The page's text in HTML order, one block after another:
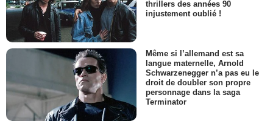
thrillers des années 90
injustement oublié !
Même si l’allemand est sa
langue maternelle, Arnold
Schwarzenegger n’a pas eu le
droit de doubler son propre
personnage dans la saga
Terminator